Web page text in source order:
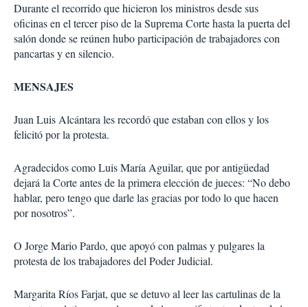
Durante el recorrido que hicieron los ministros desde sus
oficinas en el tercer piso de la Suprema Corte hasta la puerta del
salón donde se reúnen hubo participación de trabajadores con
pancartas y en silencio.
MENSAJES
Juan Luis Alcántara les recordó que estaban con ellos y los
felicitó por la protesta.
Agradecidos como Luis María Aguilar, que por antigüedad
dejará la Corte antes de la primera elección de jueces: “No debo
hablar, pero tengo que darle las gracias por todo lo que hacen
por nosotros”.
O Jorge Mario Pardo, que apoyó con palmas y pulgares la
protesta de los trabajadores del Poder Judicial.
Margarita Ríos Farjat, que se detuvo al leer las cartulinas de la